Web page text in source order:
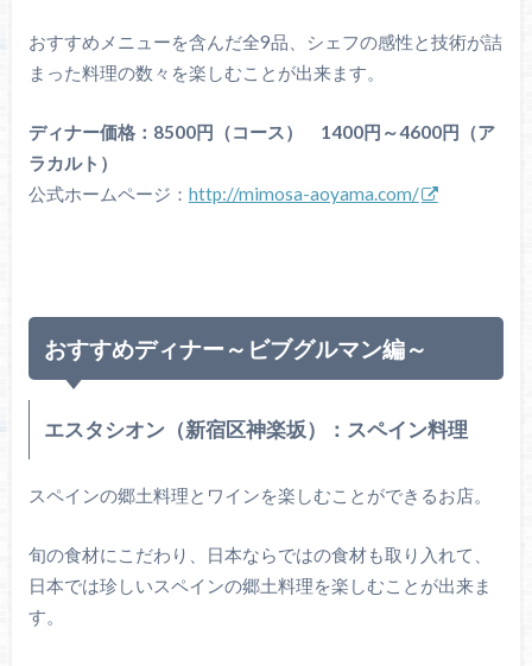
おすすめメニューを含んだ全9品、シェフの感性と技術が詰
まった料理の数々を楽しむことが出来ます。
ディナー価格：8500円（コース） 1400円～4600円（ア
ラカルト）
公式ホームページ： http://mimosa-aoyama.com/
おすすめディナー～ビブグルマン編～
エスタシオン（新宿区神楽坂）：スペイン料理
スペインの郷土料理とワインを楽しむことができるお店。
旬の食材にこだわり、日本ならではの食材も取り入れて、
日本では珍しいスペインの郷土料理を楽しむことが出来ま
す。